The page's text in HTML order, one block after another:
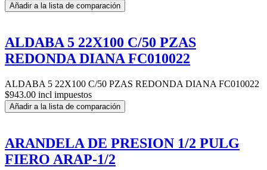
Añadir a la lista de comparación
ALDABA 5 22X100 C/50 PZAS
REDONDA DIANA FC010022
ALDABA 5 22X100 C/50 PZAS REDONDA DIANA FC010022
$943.00 incl impuestos
Añadir a la lista de comparación
ARANDELA DE PRESION 1/2 PULG
FIERO ARAP-1/2